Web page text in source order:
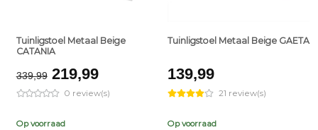
Tuinligstoel Metaal Beige
CATANIA
339,99 Original
price
was:
€339,99.
219,99Current
price
is:
0 review(s)
Op voorraad
Tuinligstoel Metaal Beige GAETA
139,99
21 review(s)
Op voorraad